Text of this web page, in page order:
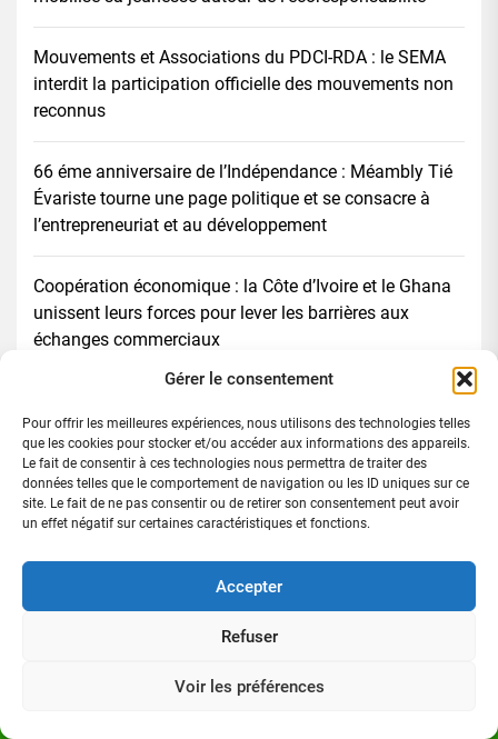
Gérer le consentement
Pour offrir les meilleures expériences, nous utilisons des technologies telles
que les cookies pour stocker et/ou accéder aux informations des appareils.
Le fait de consentir à ces technologies nous permettra de traiter des
données telles que le comportement de navigation ou les ID uniques sur ce
site. Le fait de ne pas consentir ou de retirer son consentement peut avoir
un effet négatif sur certaines caractéristiques et fonctions.
Accepter
Refuser
Voir les préférences
Mouvements et Associations du PDCI-RDA : le SEMA
interdit la participation officielle des mouvements non
reconnus
66 éme anniversaire de l’Indépendance : Méambly Tié
Évariste tourne une page politique et se consacre à
l’entrepreneuriat et au développement
Coopération économique : la Côte d’Ivoire et le Ghana
unissent leurs forces pour lever les barrières aux
échanges commerciaux
Rechercher :
Directeur de publication